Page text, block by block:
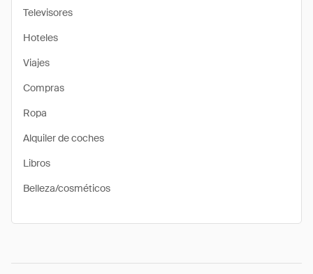
Televisores
Hoteles
Viajes
Compras
Ropa
Alquiler de coches
Libros
Belleza/cosméticos